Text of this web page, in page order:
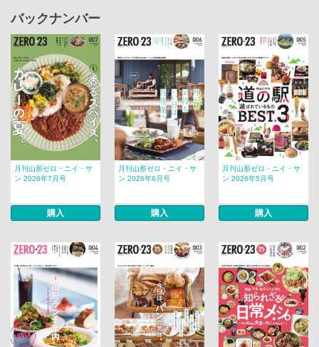
バックナンバー
月刊山形ゼロ・ニイ・サ
ン 2026年7月号
購入
月刊山形ゼロ・ニイ・サ
ン 2026年6月号
購入
月刊山形ゼロ・ニイ・サ
ン 2026年5月号
購入